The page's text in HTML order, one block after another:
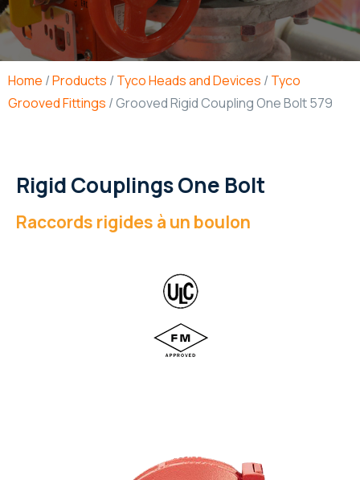
Home /Products / Tyco Heads and Devices / Tyco
Grooved Fittings / Grooved Rigid Coupling One Bolt 579
Rigid Couplings One Bolt
Raccords rigides à un boulon